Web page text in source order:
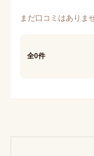
まだ口コミはありま
全0件